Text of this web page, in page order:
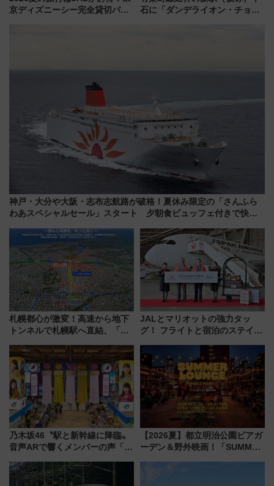
京ディズニーシー完全貸切パー
石に「ダンデライオン・チョコ
神戸・大分や大阪・志布志航路が破格！夏休み限定の「さんふら
わあスペシャルセール」スタート 夕朝食ビュッフェ付きで快適
札幌都心が激変！高速から地下
トンネルで札幌駅へ直結、「創
から本格着工、延長4.8km整備
事業の全貌
JALとマリオットの強力タッ
グ！ フライトと宿泊のステイタ
上級会員資格を効率よく獲得す
る方法を解説
乃木坂46〝駅と新幹線に降臨〟
音声ARで響くメンバーの声「真
【2026夏】都立明治公園ビアガ
ーデン＆野外映画！「SUMMER
ケジュール 夜風とビール、映画